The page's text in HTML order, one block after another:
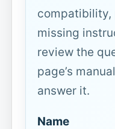
compatibility,
missing
review the
page’s
answer it.
Name